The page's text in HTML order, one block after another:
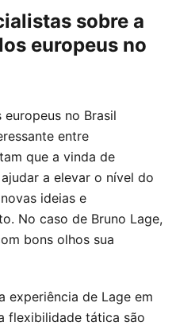
sobre a
europeus no
no Brasil
entre
que a vinda de
a elevar o nível do
ideias e
No caso de Bruno Lage,
bons olhos sua
experiência de Lage em
flexibilidade tática são